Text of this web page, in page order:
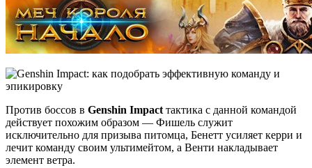
Против боссов в Genshin Impact тактика с данной командой
действует похожим образом — Фишель служит
исключительно для призыва питомца, Бенетт усиляет керри и
лечит команду своим ультимейтом, а Венти накладывает
элемент ветра.